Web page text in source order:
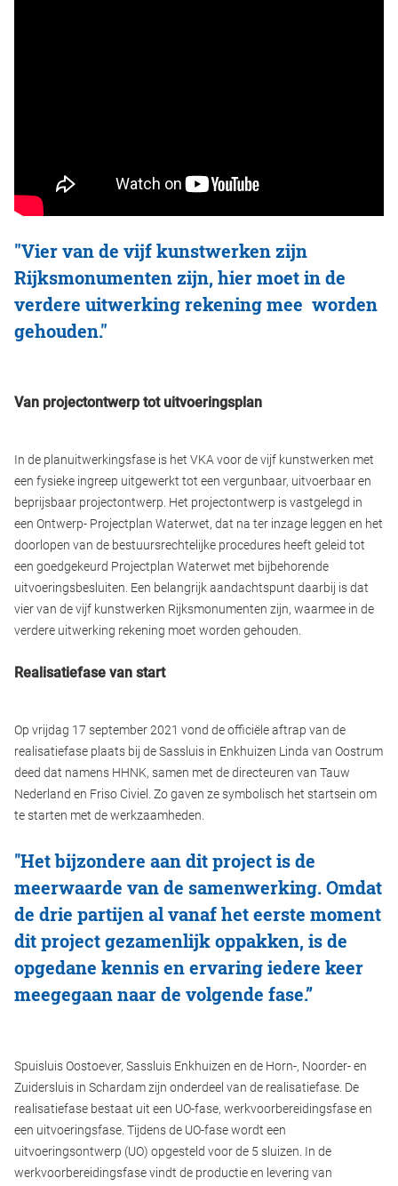
"Vier van de vijf kunstwerken zijn
Rijksmonumenten zijn, hier moet in de
verdere uitwerking rekening mee worden
gehouden."
Van projectontwerp tot uitvoeringsplan
In de planuitwerkingsfase is het VKA voor de vijf kunstwerken met
een fysieke ingreep uitgewerkt tot een vergunbaar, uitvoerbaar en
beprijsbaar projectontwerp. Het projectontwerp is vastgelegd in
een Ontwerp- Projectplan Waterwet, dat na ter inzage leggen en het
doorlopen van de bestuursrechtelijke procedures heeft geleid tot
een goedgekeurd Projectplan Waterwet met bijbehorende
uitvoeringsbesluiten. Een belangrijk aandachtspunt daarbij is dat
vier van de vijf kunstwerken Rijksmonumenten zijn, waarmee in de
verdere uitwerking rekening moet worden gehouden.
Realisatiefase van start
Op vrijdag 17 september 2021 vond de officiële aftrap van de
realisatiefase plaats bij de Sassluis in Enkhuizen Linda van Oostrum
deed dat namens HHNK, samen met de directeuren van Tauw
Nederland en Friso Civiel. Zo gaven ze symbolisch het startsein om
te starten met de werkzaamheden.
''Het bijzondere aan dit project is de
meerwaarde van de samenwerking. Omdat
de drie partijen al vanaf het eerste moment
dit project gezamenlijk oppakken, is de
opgedane kennis en ervaring iedere keer
meegegaan naar de volgende fase.”
Spuisluis Oostoever, Sassluis Enkhuizen en de Horn-, Noorder- en
Zuidersluis in Schardam zijn onderdeel van de realisatiefase. De
realisatiefase bestaat uit een UO-fase, werkvoorbereidingsfase en
een uitvoeringsfase. Tijdens de UO-fase wordt een
uitvoeringsontwerp (UO) opgesteld voor de 5 sluizen. In de
werkvoorbereidingsfase vindt de productie en levering van